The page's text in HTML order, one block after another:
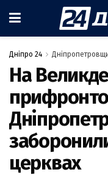
Дніпро 24
На
церквах